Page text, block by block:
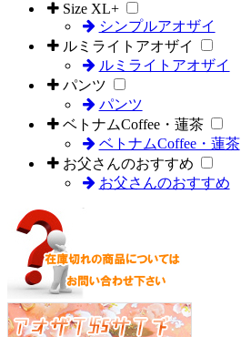
Size XL+
シンプルアオザイ
ルミライトアオザイ
ルミライトアオザイ
パンツ
パンツ
ベトナムCoffee・蓮茶
ベトナムCoffee・蓮茶
お父さんのおすすめ
お父さんのおすすめ